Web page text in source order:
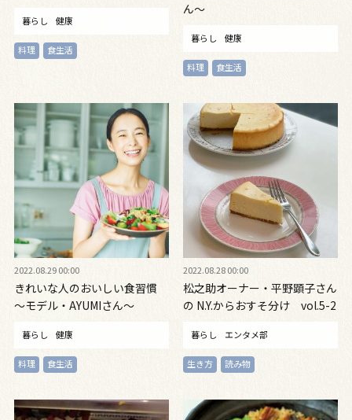
暮らし 健康
料理 食生活
ん〜
暮らし 健康
料理 食生活
2022.08.29 00:00
きれいな人のおいしい食習慣
〜モデル・AYUMIさん〜
暮らし 健康
料理 食生活
2022.08.28 00:00
松之助オーナー・平野顕子さん
の N.Y.からおすそ分け vol.5-2
暮らし エンタメ部
生き方 読み物